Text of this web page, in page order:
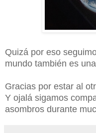
Quizá por eso
mundo también es
Gracias por estar al
Y ojalá sigamos
asombros durante